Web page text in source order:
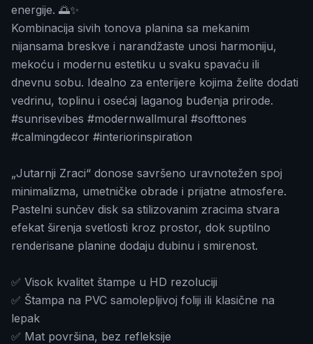
energije. 🌅✨
Kombinacija sivih tonova planina sa mekanim
nijansama breskve i narandžaste unosi harmoniju,
mekoću i modernu estetiku u svaku spavaću ili
dnevnu sobu. Idealno za enterijere kojima želite dodati
vedrinu, toplinu i osećaj laganog buđenja prirode.
#sunrisevibes #modernwallmural #softtones
#calmingdecor #interiorinspiration
„Jutarnji Zraci“ donose savršeno uravnotežen spoj
minimalizma, umetničke obrade i prijatne atmosfere.
Pastelni sunčev disk sa stilizovanim zracima stvara
efekat širenja svetlosti kroz prostor, dok suptilno
renderisane planine dodaju dubinu i smirenost.
✅ Visok kvalitet štampe u HD rezoluciji
✅ Štampa na PVC samolepljivoj foliji ili klasične na
lepak
✅ Mat površina, bez refleksije